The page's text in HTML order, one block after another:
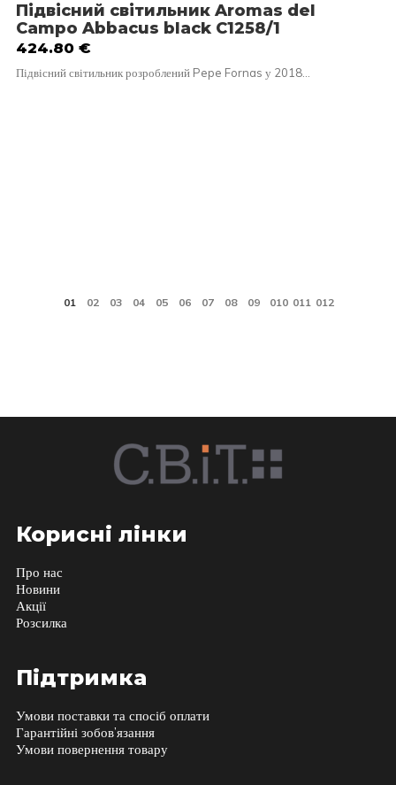
Підвісний світильник Aromas del
Campo Abbacus black C1258/1
424.80 €
Підвісний світильник розроблений Pepe Fornas у 2018…
Корисні лінки
Про нас
Новини
Акції
Розсилка
Підтримка
Умови поставки та спосіб оплати
Гарантійні зобов’язання
Умови повернення товару